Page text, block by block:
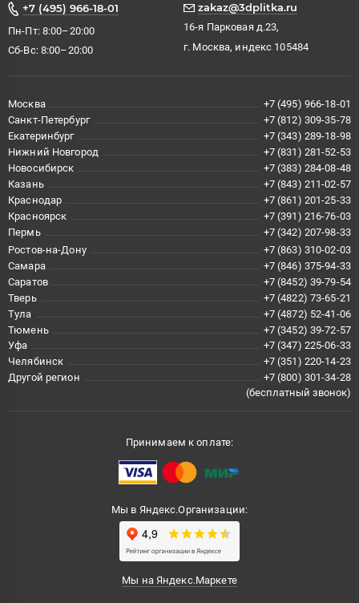
+7 (495) 966-18-01
Пн-Пт: 8:00–20:00
Сб-Вс: 8:00–20:00
zakaz@3dplitka.ru
16-я Парковая д.23,
г. Москва, индекс 105484
Москва
+7 (495) 966-18-01
Санкт-Петербург
+7 (812) 309-35-78
Екатеринбург
+7 (343) 289-18-98
Нижний Новгород
+7 (831) 281-52-53
Новосибирск
+7 (383) 284-08-48
Казань
+7 (843) 211-02-57
Краснодар
+7 (861) 201-25-33
Красноярск
+7 (391) 216-76-03
Пермь
+7 (342) 207-98-33
Ростов-на-Дону
+7 (863) 310-02-03
Самара
+7 (846) 375-94-33
Саратов
+7 (8452) 39-79-54
Тверь
+7 (4822) 73-65-21
Тула
+7 (4872) 52-41-06
Тюмень
+7 (3452) 39-72-57
Уфа
+7 (347) 225-06-33
Челябинск
+7 (351) 220-14-23
Другой регион
+7 (800) 301-34-28
(бесплатный звонок)
Принимаем к оплате:
Мы в Яндекс.Организации:
Мы на Яндекс.Маркете